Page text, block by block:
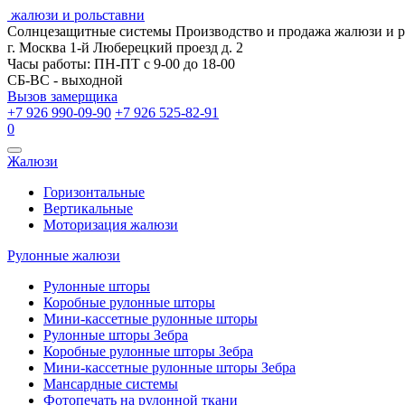
жалюзи и рольставни
Солнцезащитные системы Производство и продажа жалюзи и
г. Москва 1-й Люберецкий проезд д. 2
Часы работы: ПН-ПТ с 9-00 до 18-00
СБ-ВС - выходной
Вызов замерщика
+7 926 990-09-90 +7 926 525-82-91
0
Открыть
навигацию
Жалюзи
Горизонтальные
Вертикальные
Моторизация жалюзи
Рулонные жалюзи
Рулонные шторы
Коробные рулонные шторы
Мини-кассетные рулонные шторы
Рулонные шторы Зебра
Коробные рулонные шторы Зебра
Мини-кассетные рулонные шторы Зебра
Мансардные системы
Фотопечать на рулонной ткани